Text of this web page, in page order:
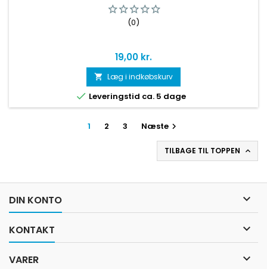
(0)
Pris
19,00 kr.
 Læg i indkøbskurv
 Leveringstid ca. 5 dage
1 2 3 Næste 
TILBAGE TIL TOPPEN 
DIN KONTO 
KONTAKT 
VARER 